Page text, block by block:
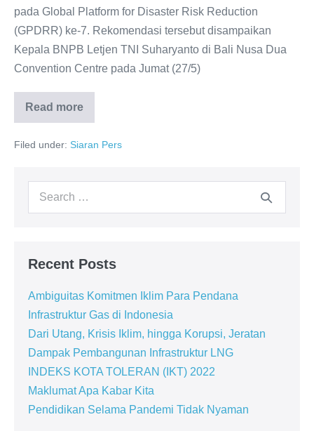
pada Global Platform for Disaster Risk Reduction
(GPDRR) ke-7. Rekomendasi tersebut disampaikan
Kepala BNPB Letjen TNI Suharyanto di Bali Nusa Dua
Convention Centre pada Jumat (27/5)
Read more
Filed under: Siaran Pers
Recent Posts
Ambiguitas Komitmen Iklim Para Pendana
Infrastruktur Gas di Indonesia
Dari Utang, Krisis Iklim, hingga Korupsi, Jeratan
Dampak Pembangunan Infrastruktur LNG
INDEKS KOTA TOLERAN (IKT) 2022
Maklumat Apa Kabar Kita
Pendidikan Selama Pandemi Tidak Nyaman